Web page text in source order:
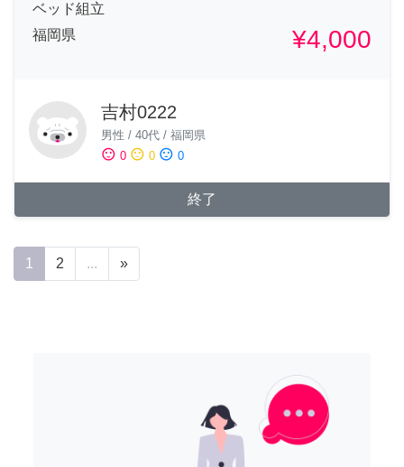
ベッド組立
福岡県
¥4,000
吉村0222
男性 / 40代 / 福岡県
sentiment_satisfied 0 sentiment_neutral 0 sentiment_dissatisfied 0
終了
1 2 ... »